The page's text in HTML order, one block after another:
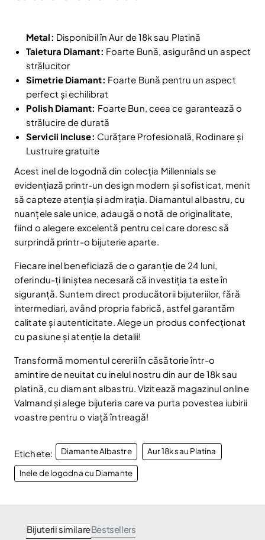
Reduceri și noutăți doar pentru abonați
Fii la curent cu noutățile și promoțiile abonându-te
la newsletter-ul nostru.
Abonare
Am citit și sunt de acord cu Politica de confidentialitate
Nu mai afișa.
Metal: Disponibil în Aur de 18k sau Platină
Taietura Diamant: Foarte Bună, asigurând un aspect
strălucitor
Simetrie Diamant: Foarte Bună pentru un aspect
perfect și echilibrat
Polish Diamant: Foarte Bun, ceea ce garantează o
strălucire de durată
Servicii Incluse: Curățare Profesională, Rodinare și
Lustruire gratuite
Acest inel de logodnă din colecția Millennials se
evidențiază printr-un design modern și sofisticat, menit
să capteze atenția și admirația. Diamantul albastru, cu
nuanțele sale unice, adaugă o notă de originalitate,
fiind o alegere excelentă pentru cei care doresc să
surprindă printr-o bijuterie aparte.
Fiecare inel beneficiază de o garanție de 24 luni,
oferindu-ți liniștea necesară că investiția ta este în
siguranță. Suntem direct producătorii bijuteriilor, fără
intermediari, având propria fabrică, astfel garantăm
calitate și autenticitate. Alege un produs confecționat
cu pasiune și atenție la detalii!
Transformă momentul cererii în căsătorie într-o
amintire de neuitat cu inelul nostru din aur de 18k sau
platină, cu diamant albastru. Vizitează magazinul online
Valmand și alege bijuteria care va purta povestea iubirii
voastre pentru o viață întreagă!
Etichete: Diamante Albastre Aur 18k sau Platina
Inele de logodna cu Diamante
Bijuterii similareBestsellers